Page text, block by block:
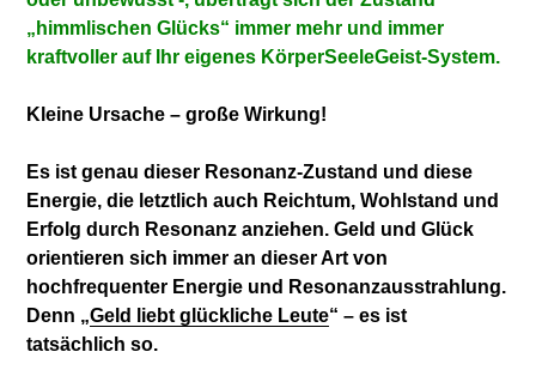
„himmlischen Glücks“ immer mehr und immer
kraftvoller auf Ihr eigenes KörperSeeleGeist-System.
Kleine Ursache – große Wirkung!
Es ist genau dieser Resonanz-Zustand und diese
Energie, die letztlich auch Reichtum, Wohlstand und
Erfolg durch Resonanz anziehen. Geld und Glück
orientieren sich immer an dieser Art von
hochfrequenter Energie und Resonanzausstrahlung.
Denn „Geld liebt glückliche Leute“ – es ist
tatsächlich so.